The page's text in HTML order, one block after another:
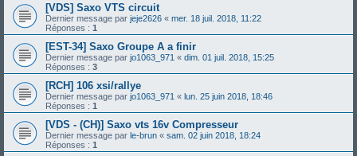
[VDS] Saxo VTS circuit
Dernier message par jeje2626 « mer. 18 juil. 2018, 11:22
Réponses : 1
[EST-34] Saxo Groupe A a finir
Dernier message par jo1063_971 « dim. 01 juil. 2018, 15:25
Réponses : 3
[RCH] 106 xsi/rallye
Dernier message par jo1063_971 « lun. 25 juin 2018, 18:46
Réponses : 1
[VDS - (CH)] Saxo vts 16v Compresseur
Dernier message par le-brun « sam. 02 juin 2018, 18:24
Réponses : 1